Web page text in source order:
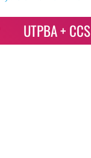
UTPBA + CCS